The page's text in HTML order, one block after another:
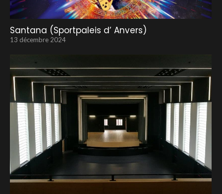
Santana (Sportpaleis d’ Anvers)
13 décembre 2024